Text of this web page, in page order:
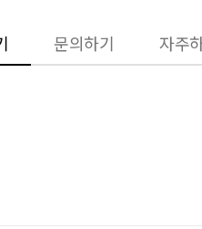
문의하기 자주